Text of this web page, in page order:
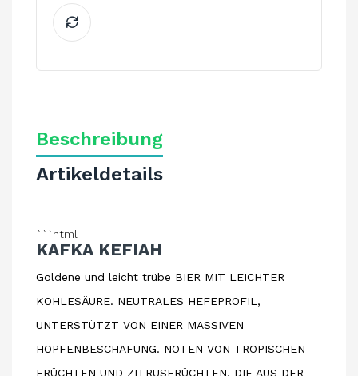
Beschreibung
Artikeldetails
```html
KAFKA KEFIAH
Goldene und leicht trübe BIER MIT LEICHTER
KOHLESÄURE. NEUTRALES HEFEPROFIL,
UNTERSTÜTZT VON EINER MASSIVEN
HOPFENBESCHAFUNG. NOTEN VON TROPISCHEN
FRÜCHTEN UND ZITRUSFRÜCHTEN, DIE AUS DER